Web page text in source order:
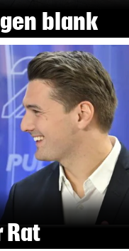
blank
Rat